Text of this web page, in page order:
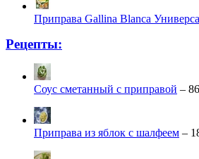
Приправа Gallina Blanca
Рецепты:
Соус сметанный с приправой –
Приправа из яблок с шалфеем –